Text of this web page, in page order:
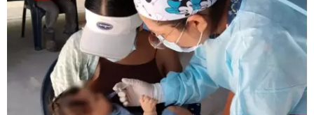
Alerta sanitaria